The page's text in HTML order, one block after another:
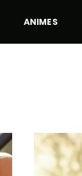
ANIMES